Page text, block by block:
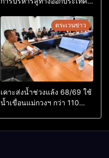
ตระเวนข่าว
เคาะส่งน้ำช่วงแล้ง 68/69 ใช้
น้ำเขื่อนแม่กวงฯ กว่า 110